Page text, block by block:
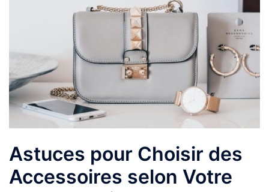
Astuces pour Choisir des
Accessoires selon Votre